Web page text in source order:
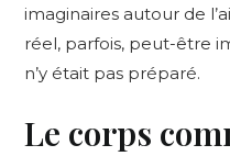
imaginaires autour de
réel, parfois, peut-être
n’y était pas préparé.
Le corps